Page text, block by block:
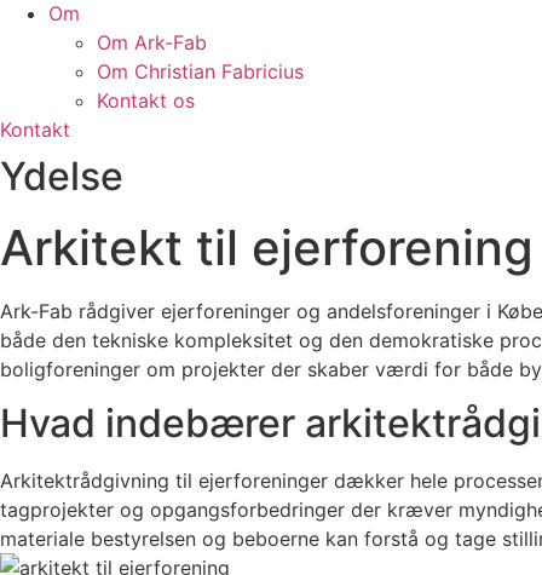
Om
Om Ark-Fab
Om Christian Fabricius
Kontakt os
Kontakt
Ydelse
Arkitekt til
Ark-Fab rådgiver ejerforeninger og andelsforeninger i
både den tekniske kompleksitet og den demokratiske
boligforeninger om projekter der skaber værdi for både
Hvad indebærer
Arkitektrådgivning til ejerforeninger dækker hele
tagprojekter og opgangsforbedringer der kræver
materiale bestyrelsen og beboerne kan forstå og tage